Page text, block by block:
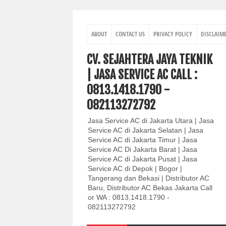
ABOUT CONTACT US PRIVACY POLICY
CV. SEJAHTERA JAYA TEKNIK
| JASA SERVICE AC CALL :
0813.1418.1790 -
082113272792
Jasa Service AC di Jakarta Utara | Jasa
Service AC di Jakarta Selatan | Jasa
Service AC di Jakarta Timur | Jasa
Service AC Di Jakarta Barat | Jasa
Service AC di Jakarta Pusat | Jasa
Service AC di Depok | Bogor |
Tangerang dan Bekasi | Distributor AC
Baru, Distributor AC Bekas Jakarta Call
or WA : 0813.1418.1790 -
082113272792